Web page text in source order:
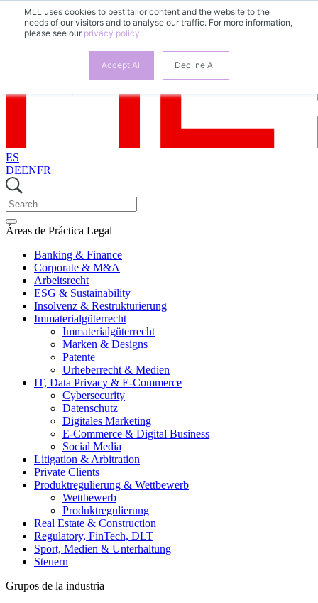
MLL uses cookies to best tailor content and the website to the
needs of our visitors and to analyse our traffic. For more information,
please see our privacy policy.
Accept All Decline All
ES
DEENFR
Áreas de Práctica Legal
Banking & Finance
Corporate & M&A
Arbeitsrecht
ESG & Sustainability
Insolvenz & Restrukturierung
Immaterialgüterrecht
Immaterialgüterrecht
Marken & Designs
Patente
Urheberrecht & Medien
IT, Data Privacy & E-Commerce
Cybersecurity
Datenschutz
Digitales Marketing
E-Commerce & Digital Business
Social Media
Litigation & Arbitration
Private Clients
Produktregulierung & Wettbewerb
Wettbewerb
Produktregulierung
Real Estate & Construction
Regulatory, FinTech, DLT
Sport, Medien & Unterhaltung
Steuern
Grupos de la industria